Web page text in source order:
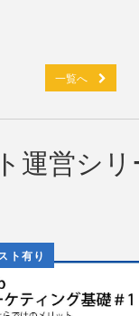
一覧へ
運営シ
ト有り